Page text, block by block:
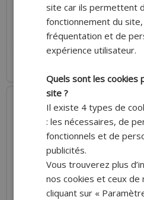
21.50 €
AJOUTER AU PANIER
site car ils permettent
fonctionnement du
fréquentation et de
expérience utilisateur.
Quels sont les cookies
site ?
Il existe 4 types de
: les nécessaires, de
fonctionnels et de
publicités.
Vous trouverez plus
nos cookies et ceux de
cliquant sur «